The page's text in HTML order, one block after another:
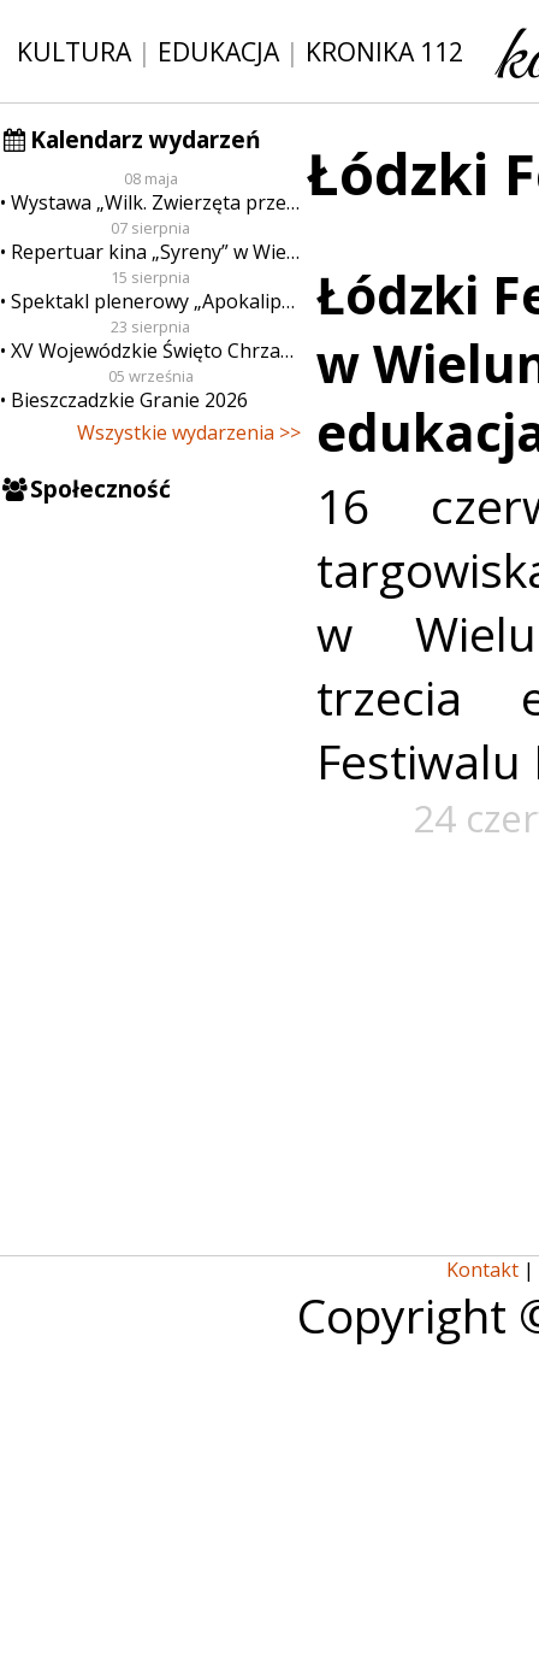
KULTURA| EDUKACJA| KRONIKA 112
Kalendarz wydarzeń
08 maja
Wystawa „Wilk. Zwierzęta przeklęte”
07 sierpnia
Repertuar kina „Syreny” w Wieluniu w dn. od 7 do 13 sierpnia
15 sierpnia
Spektakl plenerowy „Apokalipsa”
23 sierpnia
XV Wojewódzkie Święto Chrzanu
05 września
Bieszczadzkie Granie 2026
Wszystkie wydarzenia >>
Społeczność
Łódzki
Łódzki
w
16
w
trzecia
Festiwalu
24
Kontakt |
Copyright